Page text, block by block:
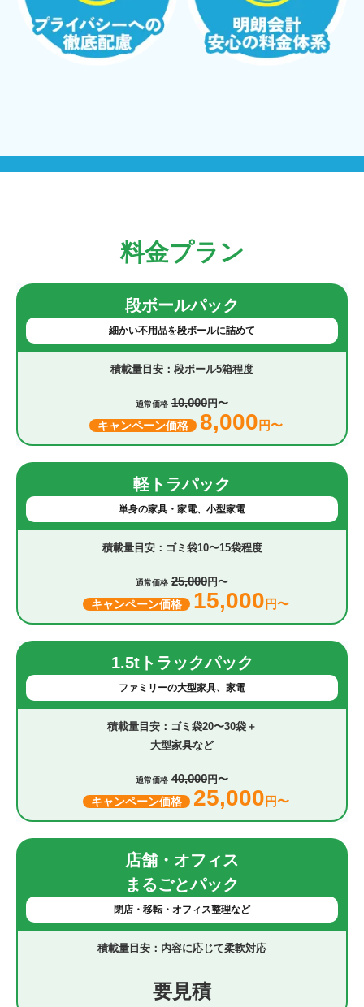
料金プラン
段ボールパック
細かい不用品を段ボールに詰めて
段ボール5箱程度
通常価格 10,000円〜
キャンペーン価格 8,000 円〜
軽トラパック
単身の家具・家電、小型家電
ゴミ袋10〜15袋程度
通常価格 25,000円〜
キャンペーン価格 15,000 円〜
1.5tトラックパック
ファミリーの大型家具、家電
ゴミ袋20〜30袋＋
大型家具など
通常価格 40,000円〜
キャンペーン価格 25,000 円〜
店舗・オフィス
まるごとパック
閉店・移転・オフィス整理など
内容に応じて柔軟対応
要見積